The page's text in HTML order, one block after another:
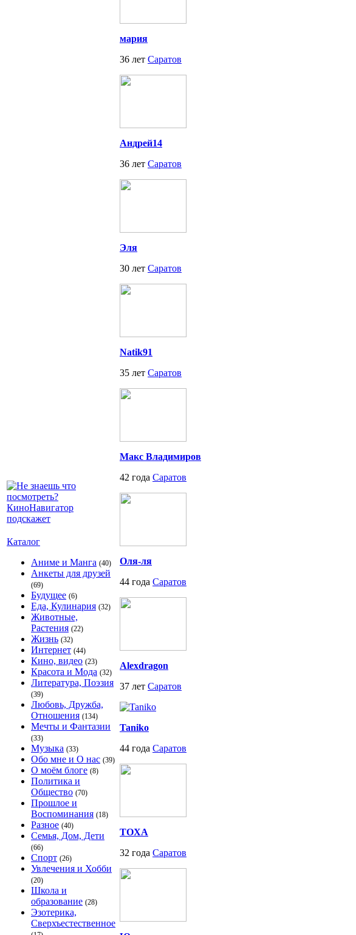
Каталог
Аниме и Манга (40)
Анкеты для друзей
(69)
Будущее (6)
Еда, Кулинария (32)
Животные,
Растения (22)
Жизнь (32)
Интернет (44)
Кино, видео (23)
Красота и Мода (32)
Литература, Поэзия
(39)
Любовь, Дружба,
Отношения (134)
Мечты и Фантазии
(33)
Музыка (33)
Обо мне и О нас (39)
О моём блоге (8)
Политика и
Общество (70)
Прошлое и
Воспоминания (18)
Разное (40)
Семья, Дом, Дети
(66)
Спорт (26)
Увлечения и Хобби
(20)
Школа и
образование (28)
Эзотерика,
Сверхъестественное
мария
36 лет Саратов
Андрей14
36 лет Саратов
Эля
30 лет Саратов
Natik91
35 лет Саратов
Макс Владимиров
42 года Саратов
Оля-ля
44 года Саратов
Alexdragon
37 лет Саратов
Taniko
44 года Саратов
TOXA
32 года Саратов